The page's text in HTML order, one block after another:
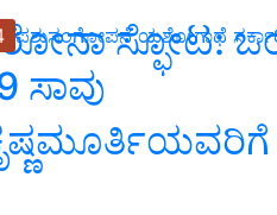
ಪಶುಸಂಗೋಪನೆ ಯಶೋಗಾಥೆ
ಸ್ಫೋಟ:
ಸಾವು